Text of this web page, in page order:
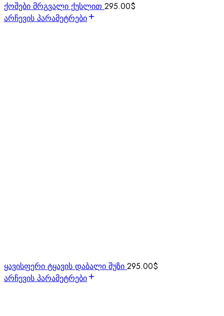
ქოშები მრგვალი ქუსლით 295.00$
არჩევის პარამეტრები
ყავისფერი ტყავის დაბალი შუზი 295.00$
არჩევის პარამეტრები